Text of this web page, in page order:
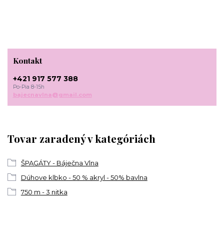
Tovar zaradený v kategóriách
ŠPAGÁTY - Báječna Vlna
Dúhove klbko - 50 % akryl - 50% bavlna
750 m - 3 nitka
Kontakt
+421 917 577 388
Po-Pia 8-15h
bajecnavlna@gmail.com